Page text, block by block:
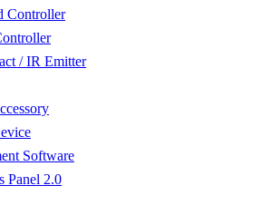
Controller
/ IR Emitter
Software
Panel 2.0